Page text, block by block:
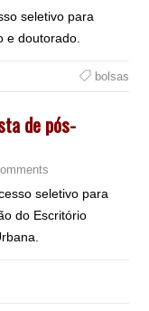
seletivo para
e doutorado.
bolsas
de pós-
seletivo para
do Escritório